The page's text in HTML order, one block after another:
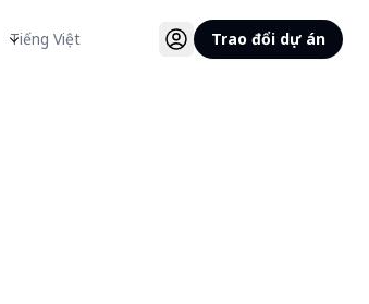
Ngôn ngữ Trao đổi dự án